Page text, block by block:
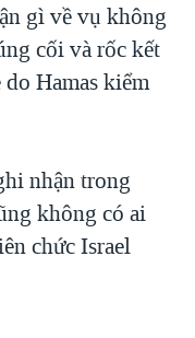
gì về vụ không
cối và rốc kết
Hamas kiểm
nhận trong
không có ai
chức Israel